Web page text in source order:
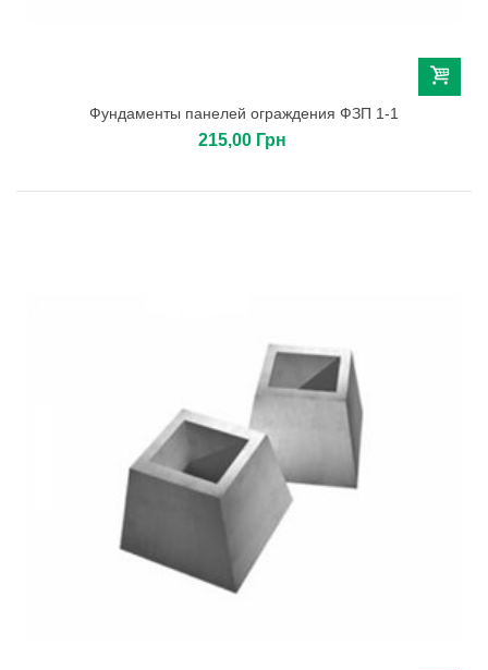
Фундаменты панелей ограждения ФЗП 1-1
215,00 Грн